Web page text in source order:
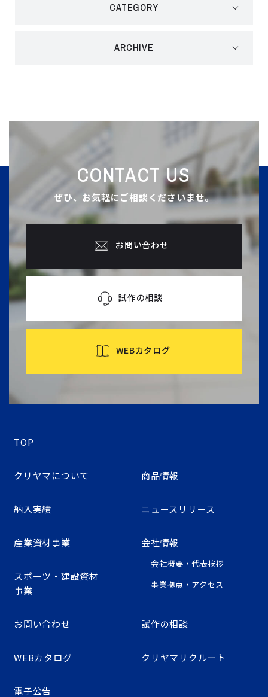
CATEGORY
ARCHIVE
CONTACT US
ぜひ、お気軽にご相談くださいませ。
お問い合わせ
試作の相談
WEBカタログ
TOP
クリヤマについて 商品情報
納入実績 ニュースリリース
産業資材事業
スポーツ・建設資材
事業
会社情報
会社概要・代表挨拶
事業拠点・アクセス
お問い合わせ 試作の相談
WEBカタログ クリヤマリクルート
電子公告